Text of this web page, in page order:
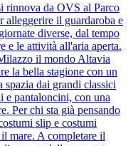
rinnova da OVS al Parco
alleggerire il guardaroba e
diverse, dal tempo
e le attività all'aria aperta.
il mondo Altavia
la bella stagione con un
spazia dai grandi classici
e pantaloncini, con una
Per chi sta già pensando
slip e costumi
mare. A completare il